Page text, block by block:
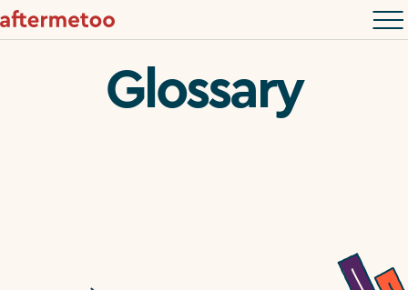
Glossary